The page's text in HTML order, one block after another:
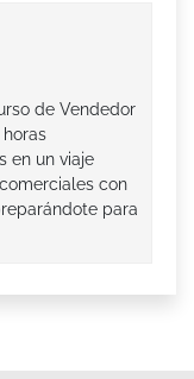
de Vendedor
en un viaje
con
para